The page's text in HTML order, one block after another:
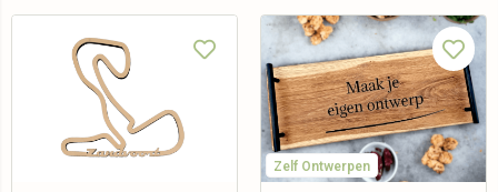
Zelf Ontwerpen